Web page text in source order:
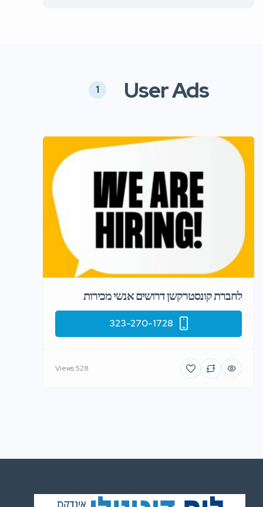
User Ads
1
לחברת קונסטרקשן דרושים אנשי מכירות
323-270-1728
528 Views